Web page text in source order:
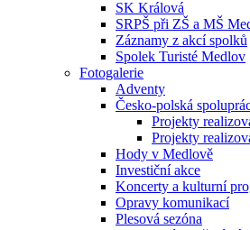
SK Králová
SRPŠ při ZŠ a MŠ
Záznamy z akcí spolků
Spolek Turisté Medlov
Fotogalerie
Adventy
Česko-polská
Projekty
Projekty
Hody v Medlově
Investiční akce
Koncerty a kulturní
Opravy komunikací
Plesová sezóna